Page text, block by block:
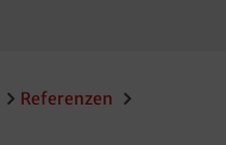
Referenzen